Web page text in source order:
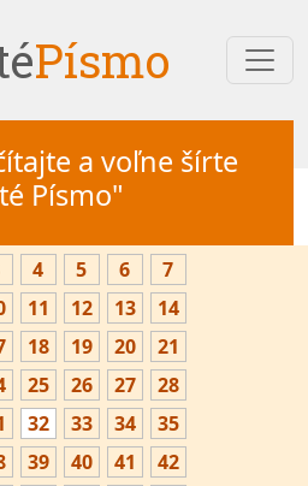
Písmo
a voľne šírte
Písmo"
4 5 6
7
11 12 13
14
18 19 20
21
25 26 27
28
32 33 34
35
39 40 41
42